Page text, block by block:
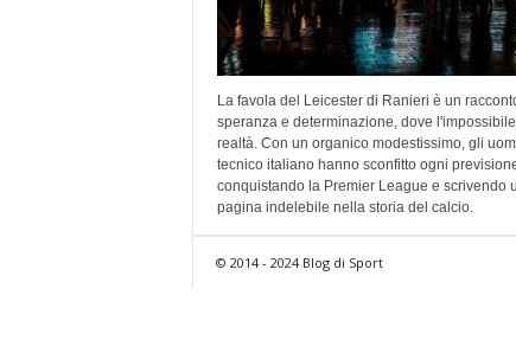
La favola del Leicester di Ranieri è un
speranza e determinazione, dove
realtà. Con un organico modestissimo, gli
tecnico italiano hanno sconfitto ogni
conquistando la Premier League e scrivendo
pagina indelebile nella storia del calcio.
© 2014 - 2024 Blog di Sport